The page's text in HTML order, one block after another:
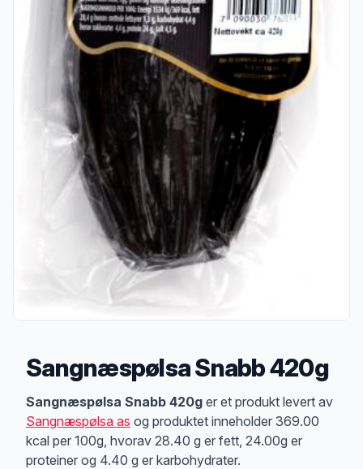
Sangnæspølsa Snabb 420g
Produktbeskrivelse
Sangnæspølsa Snabb 420g er et produkt levert av
Sangnæspølsa as og produktet inneholder 369.00
kcal per 100g, hvorav 28.40 g er fett, 24.00g er
proteiner og 4.40 g er karbohydrater.